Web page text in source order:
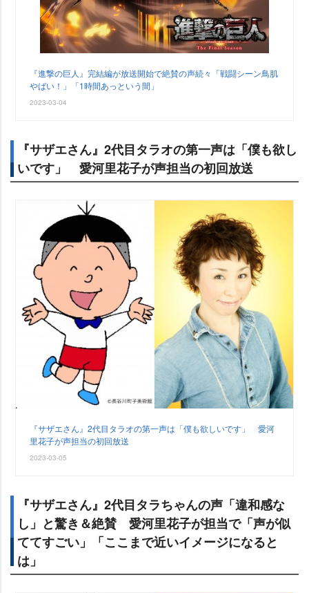
『進撃の巨人』完結編が放送開始で絶賛の声続々「戦闘シーン鳥肌
ばい！」「1時間あっという間」
2023-03-04
『サザエさん』2代目タラオの第一声は「僕も欲し
いです」 愛河里花子が声担当の初回放送
『サザエさん』2代目タラオの第一声は「僕も欲しいです」 愛河
里花子が声担当の初回放送
2023-03-05
『サザエさん』2代目タラちゃんの声「違和感な
し」と驚き＆絶賛 愛河里花子が担当で「声が似
ててすごい」「ここまで近いイメージになると
は」